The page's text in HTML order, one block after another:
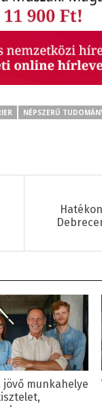
NÉPSZERŰ
jövő munkahelye